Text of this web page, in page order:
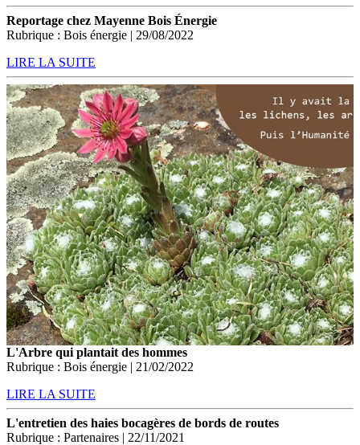
Reportage chez Mayenne Bois Énergie
Rubrique : Bois énergie | 29/08/2022
LIRE LA SUITE
L'Arbre qui plantait des hommes
Rubrique : Bois énergie | 21/02/2022
LIRE LA SUITE
L'entretien des haies bocagères de bords de routes
Rubrique : Partenaires | 22/11/2021